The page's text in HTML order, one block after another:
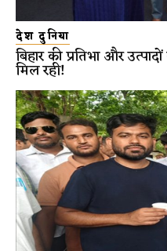
देश दुनिया
बिहार की प्रतिभा और
मिल रही!